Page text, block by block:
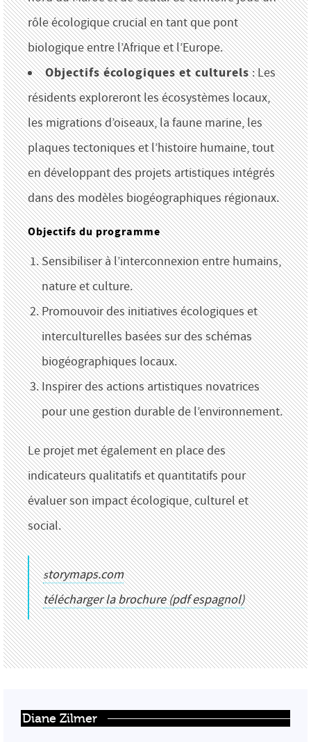
rôle écologique crucial en tant que pont
biologique entre l’Afrique et l’Europe.
Objectifs écologiques et culturels: Les
résidents exploreront les écosystèmes locaux,
les migrations d’oiseaux, la faune marine, les
plaques tectoniques et l’histoire humaine, tout
en développant des projets artistiques intégrés
dans des modèles biogéographiques régionaux.
Objectifs du programme
Sensibiliser à l’interconnexion entre humains,
nature et culture.
Promouvoir des initiatives écologiques et
interculturelles basées sur des schémas
biogéographiques locaux.
Inspirer des actions artistiques novatrices
pour une gestion durable de l’environnement.
Le projet met également en place des
indicateurs qualitatifs et quantitatifs pour
évaluer son impact écologique, culturel et
social.
storymaps.com
télécharger la brochure (pdf espagnol)
Diane Zilmer